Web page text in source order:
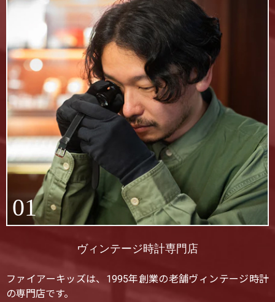
01
ヴィンテージ時計専門店
ファイアーキッズは、1995年創業の老舗ヴィンテージ時計
の専門店です。